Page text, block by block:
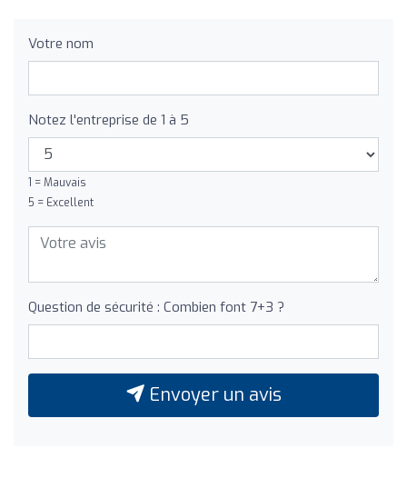
Votre nom
Notez l'entreprise de 1 à 5
1 = Mauvais
5 = Excellent
Question de sécurité : Combien font 7+3 ?
Envoyer un avis